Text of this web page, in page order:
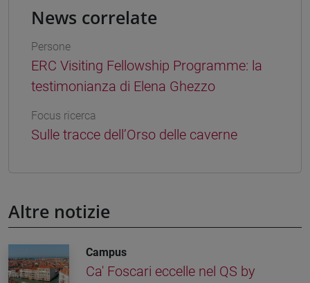
News correlate
Persone
ERC Visiting Fellowship Programme: la
testimonianza di Elena Ghezzo
Focus ricerca
Sulle tracce dell’Orso delle caverne
Altre notizie
Campus
Ca' Foscari eccelle nel QS by